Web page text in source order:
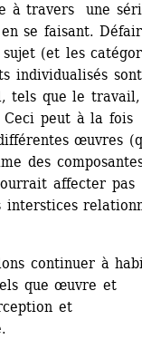
à travers une
se faisant.
(et les
individualisés sont
tels que le travail,
peut à la fois
œuvres
des
affecter pas
interstices
continuer à
que œuvre et
et